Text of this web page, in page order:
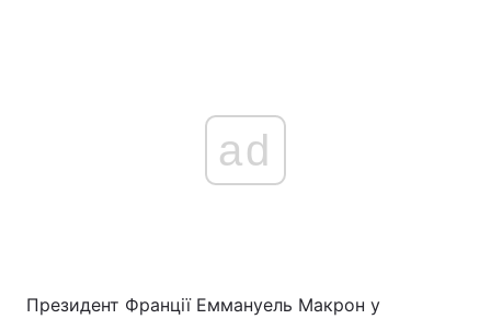
ad
Президент Франції Еммануель Макрон у